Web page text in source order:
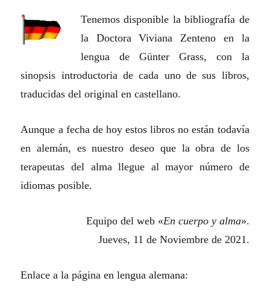
Tenemos disponible la bibliografía de
la Doctora Viviana Zenteno en la
lengua de Günter Grass, con la
sinopsis introductoria de cada uno de sus libros,
traducidas del original en castellano.
Aunque a fecha de hoy estos libros no están todavía
en alemán, es nuestro deseo que la obra de los
terapeutas del alma llegue al mayor número de
idiomas posible.
Equipo del web «En cuerpo y alma».
Jueves, 11 de Noviembre de 2021.
Enlacea la página en lengua alemana: